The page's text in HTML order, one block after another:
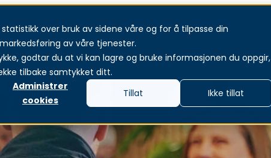
over bruk av sidene våre og for å tilpasse din
av våre tjenester.
godtar du at vi kan lagre og bruke informasjonen du oppgir,
tilbake samtykket ditt.
Administrer
cookies
Tillat Ikke tillat
Produkter och lösningar Om oss